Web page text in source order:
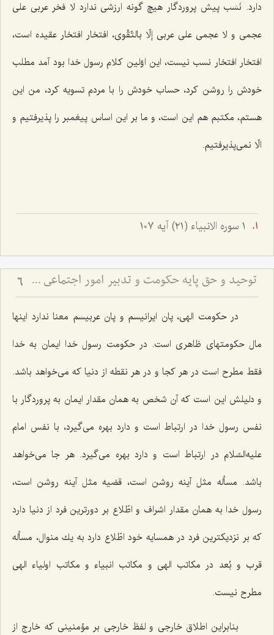
دارد. نَسَب پیش پروردگار هیچ گونه ارزشی ندارد لا فخر عربی علی
عجمی و لا عجمی علی عربی إلّا بالتّقْوی، افتخار افتخار عقیده است،
افتخار افتخار نسب نیست، این اوّلین كلام رسول خدا بود آمد مطلب
خودش را روشن كرد، حساب خودش را با مردم تسویه كرد، من این
هستم، مكتبم هم این است، و ما بر این اساس پیغمبر را پذیرفتیم و
الّا نمی‌پذیرفتیم.
١ سوره الانبياء (٢١) آيه ١٠٧
توحید و حق پایه حكومت و تدبیر امور اجتماعى در مكتب انبیاء الهی 6
در حكومت الهی، پان ایرانیسم و پان عربیسم معنا ندارد اینها
مال حكومتهای ظاهری است. در حكومت رسول خدا ایمان به خدا
فقط مطرح است در هر كجا و در هر نقطه از دنیا كه می‌خواهد باشد.
و دلیلش این است كه آن شخص به همان مقدار ایمان به پروردگار با
نفس رسول خدا در ارتباط است و دارد بهره می‌گیرد، با نفس امام
علیه‌السّلام در ارتباط است و دارد بهره می‌گیرد. هر جا می‌خواهد
باشد. مسأله مثل آینه روشن است، قضیه مثل آینه روشن است،
رسول خدا به همان مقدار اشراف و اطّلاع بر دورترین فرد از دنیا دارد
كه بر نزدیكترین فرد در همسایه خود اطّلاع دارد به یك منوال، مسأله
قرب و بُعد در مكاتب الهی و مكاتب انبیاء و مكاتب اولیاء الهی
مطرح نیست.
بنابراین اطلاق خارجی و لفظ خارجی بر مؤمنینی كه خارج از